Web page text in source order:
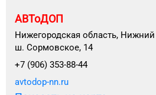
АВТоДОП
Нижегородская область,
ш. Сормовское, 14
+7 (906) 353-88-44
avtodop-nn.ru